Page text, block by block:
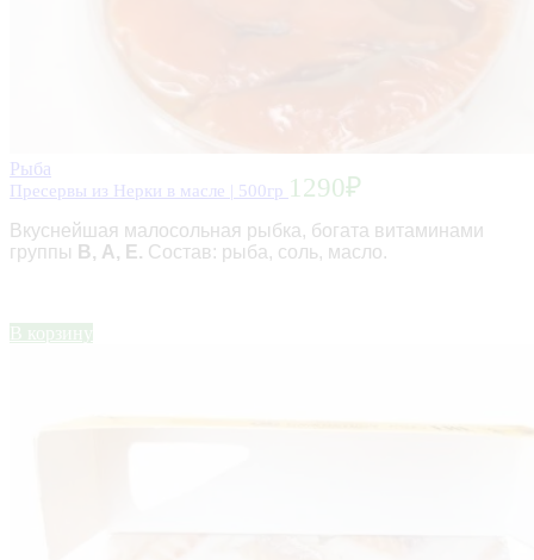
Рыба
Пресервы из Нерки в масле | 500гр 1290₽
Вкуснейшая малосольная рыбка, богата витаминами
группы В, A, Е. Состав: рыба, соль, масло.
В корзину